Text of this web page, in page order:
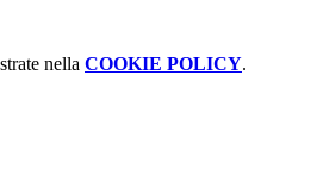
nella COOKIE POLICY.